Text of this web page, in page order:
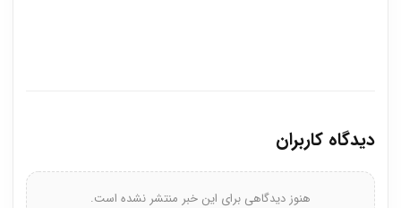
دیدگاه کاربران
هنوز دیدگاهی برای این خبر منتشر نشده است.